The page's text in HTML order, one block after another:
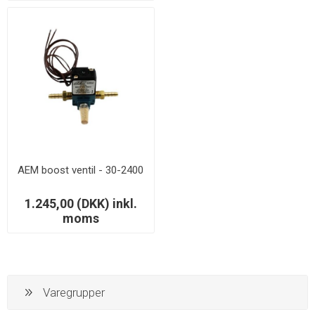
AEM boost ventil - 30-2400
1.245,00 (DKK) inkl.
moms
Varegrupper